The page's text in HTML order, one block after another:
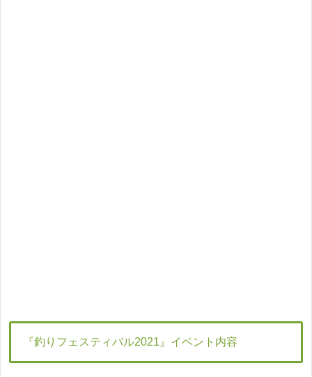
『釣りフェスティバル2021』イベント内容